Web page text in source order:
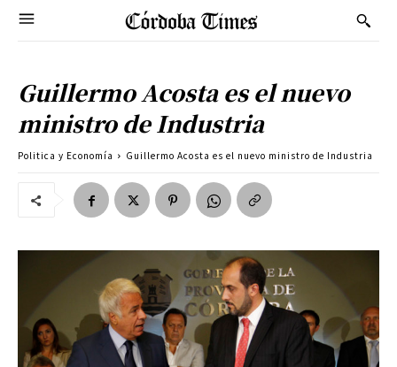
Guillermo Acosta es el nuevo
ministro de Industria
Politica y Economía Guillermo Acosta es el nuevo ministro de Industria